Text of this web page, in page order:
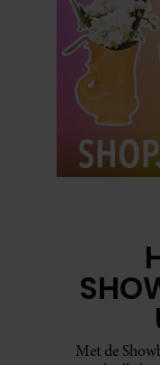
Met de